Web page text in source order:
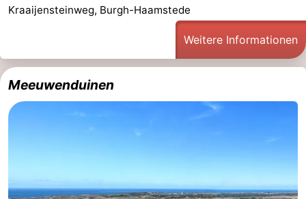
Reiten
-
Surfen
-
Sportangeln
und
Veranstaltungen
Kraaijensteinweg, Burgh-Haamstede
Weitere Informationen
Meeuwenduinen